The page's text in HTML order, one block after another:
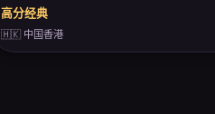
高分经典
🇭🇰 中国香港